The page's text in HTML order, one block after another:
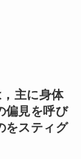
主に身体
偏見を呼び
をスティグ